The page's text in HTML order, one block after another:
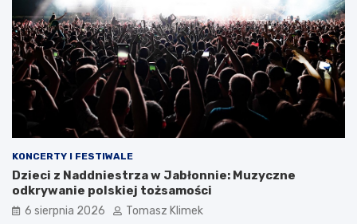
KONCERTY I FESTIWALE
Dzieci z Naddniestrza w Jabłonnie: Muzyczne
odkrywanie polskiej tożsamości
6 sierpnia 2026 Tomasz Klimek